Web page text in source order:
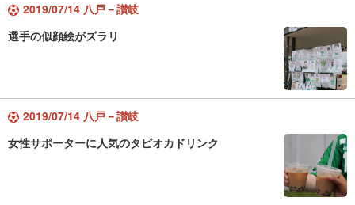
2019/07/14 八戸－讃岐
選手の似顔絵がズラリ
2019/07/14 八戸－讃岐
女性サポーターに人気のタピオカドリンク